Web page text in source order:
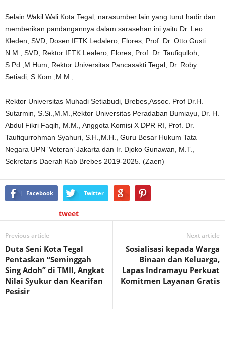
Selain Wakil Wali Kota Tegal, narasumber lain yang turut hadir dan
memberikan pandangannya dalam sarasehan ini yaitu Dr. Leo
Kleden, SVD, Dosen IFTK Ledalero, Flores, Prof. Dr. Otto Gusti
N.M., SVD, Rektor IFTK Lealero, Flores, Prof. Dr. Taufiqulloh,
S.Pd.,M.Hum, Rektor Universitas Pancasakti Tegal, Dr. Roby
Setiadi, S.Kom.,M.M.,
Rektor Universitas Muhadi Setiabudi, Brebes,Assoc. Prof Dr.H.
Sutarmin, S.Si.,M.M.,Rektor Universitas Peradaban Bumiayu, Dr. H.
Abdul Fikri Faqih, M.M., Anggota Komisi X DPR RI, Prof. Dr.
Taufiqurrohman Syahuri, S.H.,M.H., Guru Besar Hukum Tata
Negara UPN ‘Veteran’ Jakarta dan Ir. Djoko Gunawan, M.T.,
Sekretaris Daerah Kab Brebes 2019-2025. (Zaen)
Facebook Twitter
tweet
Previous article
Duta Seni Kota Tegal
Pentaskan “Seminggah
Sing Adoh” di TMII, Angkat
Nilai Syukur dan Kearifan
Pesisir
Next article
Sosialisasi kepada Warga
Binaan dan Keluarga,
Lapas Indramayu Perkuat
Komitmen Layanan Gratis